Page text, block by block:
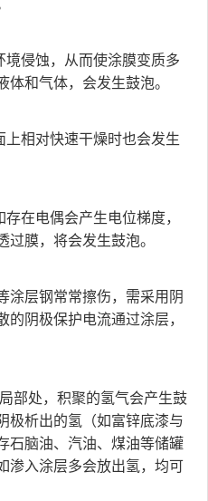
境侵蚀，从而使涂膜变质多
和气体，会发生鼓泡。
上相对快速干燥时也会发生
存在电偶会产生电位梯度，
膜，将会发生鼓泡。
涂层钢常常擦伤，需采用阴
阴极保护电流通过涂层，
部处，积聚的氢气会产生鼓
极析出的氢（如富锌底漆与
石脑油、汽油、煤油等储罐
渗入涂层多会放出氢，均可